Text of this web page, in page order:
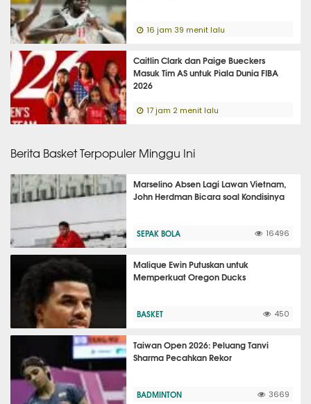
16 jam 39 menit lalu
Caitlin Clark dan Paige Bueckers
Masuk Tim AS untuk Piala Dunia FIBA
2026
17 jam 2 menit lalu
Berita Basket Terpopuler Minggu Ini
Marselino Absen Lagi Lawan Vietnam,
John Herdman Bicara soal Kondisinya
SEPAK BOLA 16496
Malique Ewin Putuskan untuk
Memperkuat Oregon Ducks
BASKET 450
Taiwan Open 2026: Peluang Tanvi
Sharma Pecahkan Rekor
BADMINTON 3669